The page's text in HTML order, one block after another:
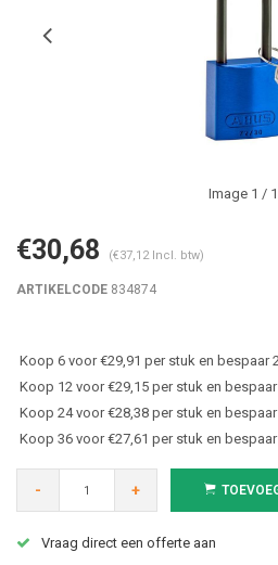
Image 1 / 1
€30,68 (€37,12 Incl. btw)
ARTIKELCODE 834874
Koop 6 voor €29,91 per stuk en bespaar
Koop 12 voor €29,15 per stuk en bespaar
Koop 24 voor €28,38 per stuk en bespaar
Koop 36 voor €27,61 per stuk en bespaar
- +
Vraag direct een offerte aan